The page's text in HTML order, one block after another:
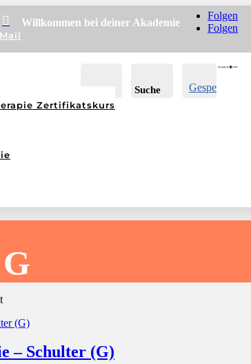
 Willkommen bei deiner Akademie
Folgen
Folgen
Zertifikatskurs
Suche
Gespeichert
Warenkorb 0 0.00€
– Schulter (G)